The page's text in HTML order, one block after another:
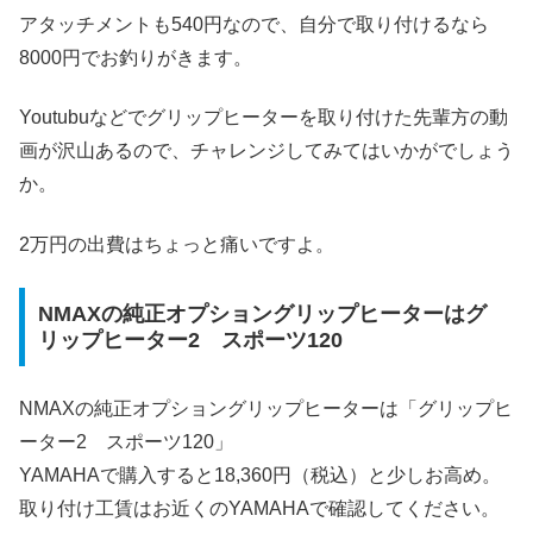
アタッチメントも540円なので、自分で取り付けるなら
8000円でお釣りがきます。
Youtubuなどでグリップヒーターを取り付けた先輩方の動
画が沢山あるので、チャレンジしてみてはいかがでしょう
か。
2万円の出費はちょっと痛いですよ。
NMAXの純正オプショングリップヒーターはグ
リップヒーター2 スポーツ120
NMAXの純正オプショングリップヒーターは「グリップヒ
ーター2 スポーツ120」
YAMAHAで購入すると18,360円（税込）と少しお高め。
取り付け工賃はお近くのYAMAHAで確認してください。